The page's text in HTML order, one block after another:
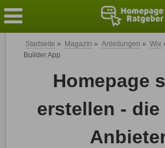
Startseite » Magazin » Anleitungen » Wix
Builder App
Homepage
erstellen - die